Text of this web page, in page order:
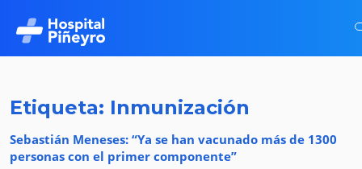
Etiqueta: Inmunización
Sebastián Meneses: “Ya se han vacunado más de 1300
personas con el primer componente”